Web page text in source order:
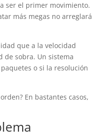
ser el primer movimiento.
más megas no arreglará
que a la velocidad
de sobra. Un sistema
o si la resolución
En bastantes casos,